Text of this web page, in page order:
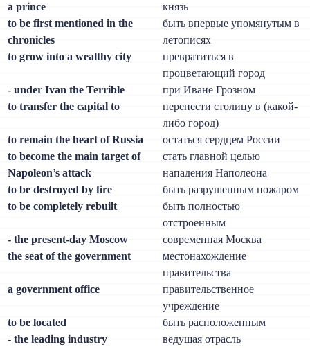
a prince
князь
to be first mentioned in the
chronicles
быть впервые упомянутым в
летописях
to grow into a wealthy city
превратиться в
процветающий город
- under Ivan the Terrible
при Иване Грозном
to transfer the capital to
перенести столицу в (какой-
либо город)
to remain the heart of Russia
остаться сердцем России
to become the main target of
Napoleon’s attack
стать главной целью
нападения Наполеона
to be destroyed by fire
быть разрушенным пожаром
to be completely rebuilt
быть полностью
отстроенным
- the present-day Moscow
современная Москва
the seat of the government
местонахождение
правительства
a government office
правительственное
учреждение
to be located
быть расположенным
- the leading industry
ведущая отрасль